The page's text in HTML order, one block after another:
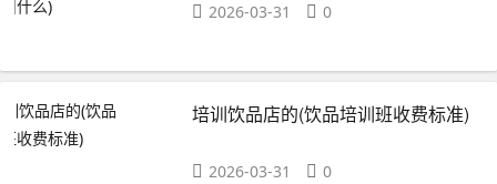
2026-03-31 0
培训饮品店的(饮品培训班收费标准)
2026-03-31 0